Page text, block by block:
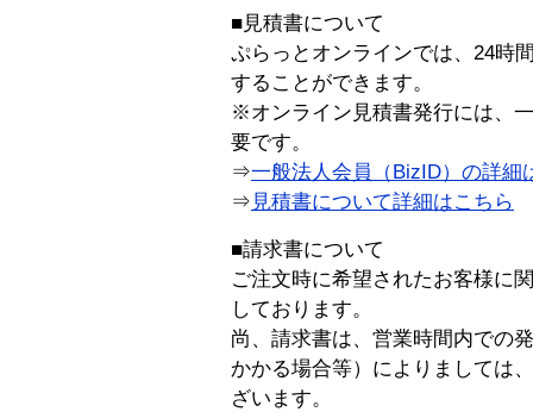
■見積書について
ぷらっとオンラインでは、24時
することができます。
※オンライン見積書発行には、
要です。
⇒一般法人会員（BizID）の詳細
⇒ 見積書について詳細はこちら
■請求書について
ご注文時に希望されたお客様に
しております。
尚、請求書は、営業時間内での
かかる場合等）によりましては
ざいます。